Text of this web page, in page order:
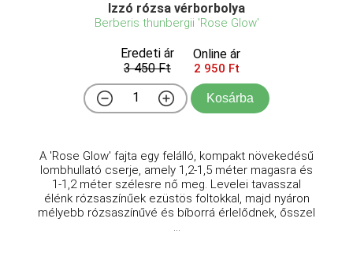
Izzó rózsa vérborbolya
Berberis thunbergii 'Rose Glow'
Eredeti ár
3 450 Ft
Online ár
2 950 Ft
Kosárba
A 'Rose Glow' fajta egy felálló, kompakt növekedésű
lombhullató cserje, amely 1,2-1,5 méter magasra és
1-1,2 méter szélesre nő meg. Levelei tavasszal
élénk rózsaszínűek ezüstös foltokkal, majd nyáron
mélyebb rózsaszínűvé és bíborrá érlelődnek, ősszel
...